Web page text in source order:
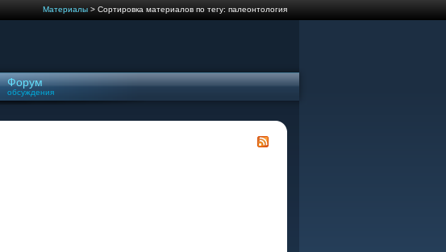
Материалы > Сортировка материалов по тегу: палеонтология
Форум
обсуждения